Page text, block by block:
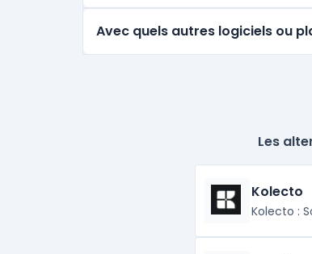
Avec quels autres logiciels ou
Les
Kolecto
Kolecto :